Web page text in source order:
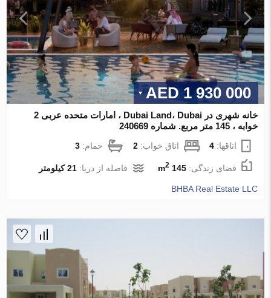
1 930 000 AED
خانه شهری در Dubai Land، Dubai ، امارات متحده عربی 2
خوابه ، 145 متر مربع. شماره 240669
اتاقها:4 اتاق خواب:2 حمام:3
فضای زندگی:145 m
2 فاصله از دریا:21 کیلومتر
BHBA Real Estate LLC